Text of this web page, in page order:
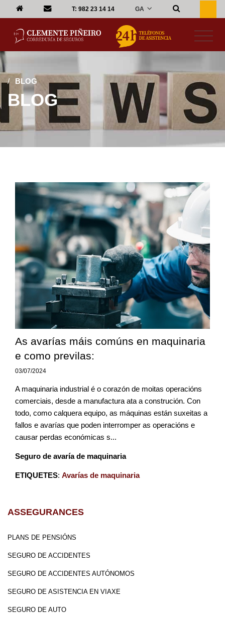
T: 982 23 14 14 GA
/ BLOG
BLOG
As avarías máis comúns en maquinaria
e como previlas:
03/07/2024
A maquinaria industrial é o corazón de moitas operacións
comerciais, desde a manufactura ata a construción. Con
todo, como calquera equipo, as máquinas están suxeitas a
fallos e avarías que poden interromper as operacións e
causar perdas económicas s...
Seguro de avaría de maquinaria
ETIQUETES: Avarías de maquinaria
ASSEGURANCES
PLANS DE PENSIÓNS
SEGURO DE ACCIDENTES
SEGURO DE ACCIDENTES AUTÓNOMOS
SEGURO DE ASISTENCIA EN VIAXE
SEGURO DE AUTO